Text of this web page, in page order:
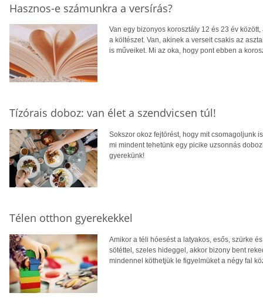
Hasznos-e számunkra a versírás?
Van egy bizonyos korosztály 12 és 23 év
a költészet. Van, akinek a verseit csakis az
is műveiket. Mi az oka, hogy pont ebben a
Tízórais doboz: van élet a szendvicsen túl!
Sokszor okoz fejtörést, hogy mit csomagoljunk
mi mindent tehetünk egy picike uzsonnás
gyerekünk!
Télen otthon gyerekekkel
Amikor a téli hóesést a latyakos, esős, szürke
sötéttel, szeles hideggel, akkor bizony bent
mindennel köthetjük le figyelmüket a négy fal